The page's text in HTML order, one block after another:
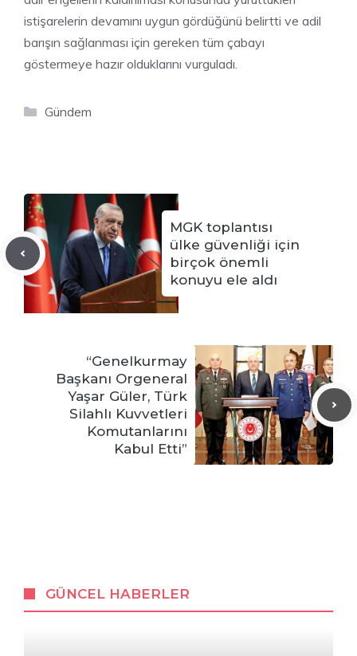
istişarelerin devamını uygun gördüğünü belirtti ve adil
barışın sağlanması için gereken tüm çabayı
göstermeye hazır olduklarını vurguladı.
Kategoriler
Gündem
MGK toplantısı
ülke güvenliği için
birçok önemli
konuyu ele aldı
“Genelkurmay
Başkanı Orgeneral
Yaşar Güler, Türk
Silahlı Kuvvetleri
Komutanlarını
Kabul Etti”
GÜNCEL HABERLER